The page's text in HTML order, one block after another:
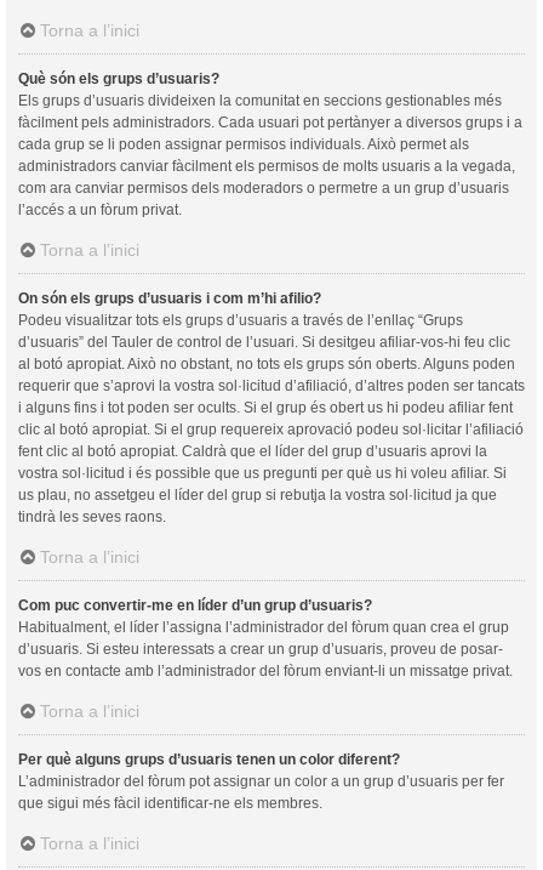
Torna a l’inici
Què són els grups d’usuaris?
Els grups d’usuaris divideixen la comunitat en seccions gestionables més
fàcilment pels administradors. Cada usuari pot pertànyer a diversos grups i a
cada grup se li poden assignar permisos individuals. Això permet als
administradors canviar fàcilment els permisos de molts usuaris a la vegada,
com ara canviar permisos dels moderadors o permetre a un grup d’usuaris
l’accés a un fòrum privat.
Torna a l’inici
On són els grups d’usuaris i com m’hi afilio?
Podeu visualitzar tots els grups d’usuaris a través de l’enllaç “Grups
d’usuaris” del Tauler de control de l’usuari. Si desitgeu afiliar-vos-hi feu clic
al botó apropiat. Això no obstant, no tots els grups són oberts. Alguns poden
requerir que s’aprovi la vostra sol·licitud d’afiliació, d’altres poden ser tancats
i alguns fins i tot poden ser ocults. Si el grup és obert us hi podeu afiliar fent
clic al botó apropiat. Si el grup requereix aprovació podeu sol·licitar l’afiliació
fent clic al botó apropiat. Caldrà que el líder del grup d’usuaris aprovi la
vostra sol·licitud i és possible que us pregunti per què us hi voleu afiliar. Si
us plau, no assetgeu el líder del grup si rebutja la vostra sol·licitud ja que
tindrà les seves raons.
Torna a l’inici
Com puc convertir-me en líder d’un grup d’usuaris?
Habitualment, el líder l’assigna l’administrador del fòrum quan crea el grup
d’usuaris. Si esteu interessats a crear un grup d’usuaris, proveu de posar-
vos en contacte amb l’administrador del fòrum enviant-li un missatge privat.
Torna a l’inici
Per què alguns grups d’usuaris tenen un color diferent?
L’administrador del fòrum pot assignar un color a un grup d’usuaris per fer
que sigui més fàcil identificar-ne els membres.
Torna a l’inici